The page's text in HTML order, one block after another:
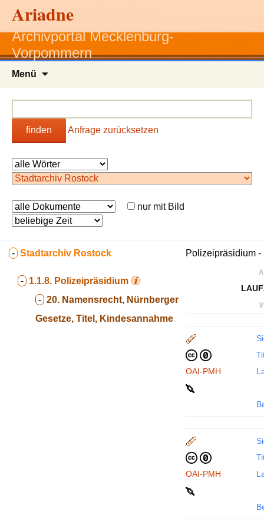
Ariadne
Archivportal Mecklenburg-
Vorpommern
Menü
finden Anfrage zurücksetzen
nur mit Bild
- Stadtarchiv Rostock
- 1.1.8. Polizeipräsidium
- 20. Namensrecht, Nürnberger
Gesetze, Titel, Kindesannahme
Polizeipräsidium -
∧
∨
OAI-PMH
OAI-PMH